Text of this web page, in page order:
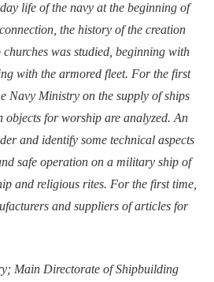
life of the navy at the beginning of
the history of the creation
was studied, beginning with
with the armored fleet. For the first
Navy Ministry on the supply of ships
objects for worship are analyzed. An
and identify some technical aspects
safe operation on a military ship of
and religious rites. For the first time,
and suppliers of articles for
Main Directorate of Shipbuilding